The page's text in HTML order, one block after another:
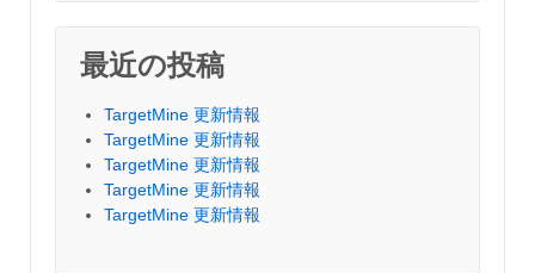
最近の投稿
TargetMine 更新情報
TargetMine 更新情報
TargetMine 更新情報
TargetMine 更新情報
TargetMine 更新情報